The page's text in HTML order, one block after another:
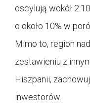
oscylują wokół
o około 10% w
Mimo to, region
zestawieniu z
Hiszpanii,
inwestorów.